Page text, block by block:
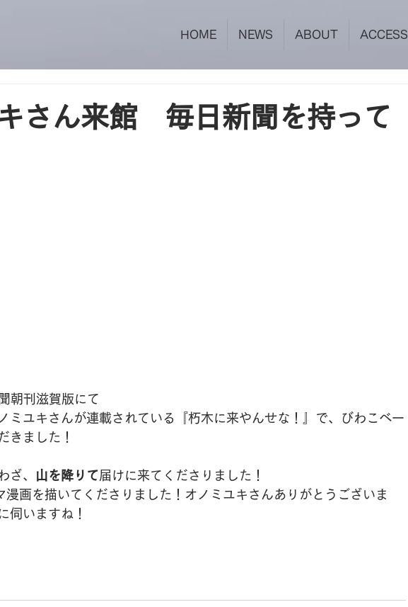
HOME NEWS ABOUT ACCESS
さん来館 毎日新聞を持って
刊滋賀版にて
ミユキさんが連載されている『朽木に来やんせな！』で、びわこベー
きました！
ざ、 山を降りて届けに来てくださりました！
画を描いてくださりました！オノミユキさんありがとうございま
伺いますね！